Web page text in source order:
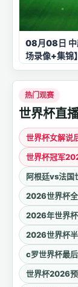
08月08日 中
场录像+集锦】
热门观赛
世界杯直
世界杯女解说
世界杯冠军
阿根廷vs法国
2026世界杯
2026年世界
2026世界杯
c罗世界杯最
世界杯2026